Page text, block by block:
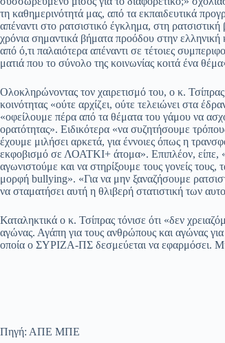
τη καθημερινότητά μας, από τα εκπαιδευτικά
απέναντι στο ρατσιστικό έγκλημα, στη ρατσιστική
χρόνια σημαντικά βήματα προόδου στην ελληνική
από ό,τι παλαιότερα απέναντι σε τέτοιες
ματιά που το σύνολο της κοινωνίας κοιτά ένα
Ολοκληρώνοντας τον χαιρετισμό του, ο κ.
κοινότητας «ούτε αρχίζει, ούτε τελειώνει στα
«οφείλουμε πέρα από τα θέματα του γάμου να
ορατότητας». Ειδικότερα «να συζητήσουμε
έχουμε μιλήσει αρκετά, για έννοιες όπως η
εκφοβισμό σε ΛΟΑΤΚΙ+ άτομα». Επιπλέον, είπε,
αγωνιστούμε και να στηρίξουμε τους γονείς
μορφή bullying». «Για να μην ξαναζήσουμε
να σταματήσει αυτή η θλιβερή στατιστική των
Καταληκτικά ο κ. Τσίπρας τόνισε ότι «δεν
αγώνας. Αγάπη για τους ανθρώπους και αγώνας για
οποία ο ΣΥΡΙΖΑ-ΠΣ δεσμεύεται να εφαρμόσει.
Πηγή: ΑΠΕ ΜΠΕ